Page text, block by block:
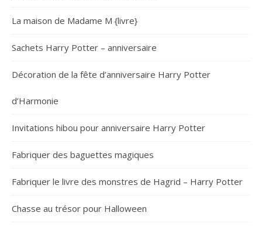
La maison de Madame M {livre}
Sachets Harry Potter – anniversaire
Décoration de la fête d’anniversaire Harry Potter
d’Harmonie
Invitations hibou pour anniversaire Harry Potter
Fabriquer des baguettes magiques
Fabriquer le livre des monstres de Hagrid – Harry Potter
Chasse au trésor pour Halloween